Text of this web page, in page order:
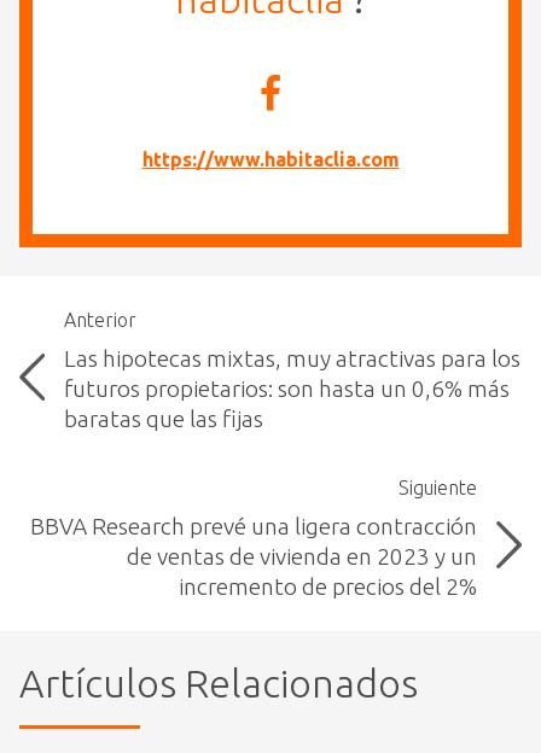
https://www.habitaclia.com
Anterior
Las hipotecas mixtas, muy atractivas para los
futuros propietarios: son hasta un 0,6% más
baratas que las fijas
Siguiente
BBVA Research prevé una ligera contracción
de ventas de vivienda en 2023 y un
incremento de precios del 2%
Artículos Relacionados